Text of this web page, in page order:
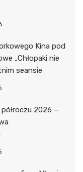
Kina pod
„Chłopaki nie
seansie
2026 –